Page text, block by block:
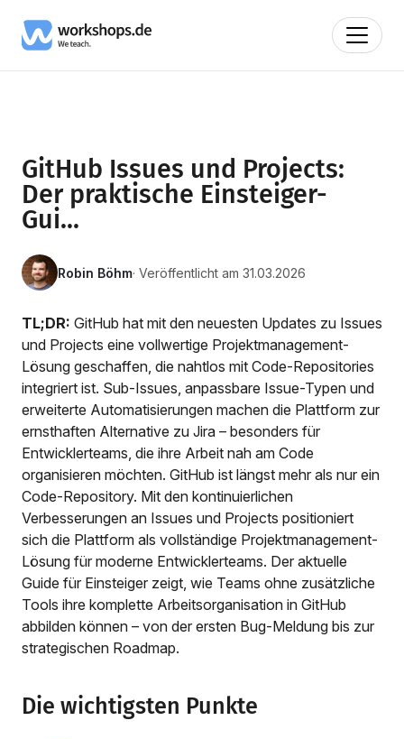
GitHub Issues und Projects:
Der praktische Einsteiger-
Gui...
Robin Böhm· Veröffentlicht am 31.03.2026
TL;DR: GitHub hat mit den neuesten Updates zu Issues
und Projects eine vollwertige Projektmanagement-
Lösung geschaffen, die nahtlos mit Code-Repositories
integriert ist. Sub-Issues, anpassbare Issue-Typen und
erweiterte Automatisierungen machen die Plattform zur
ernsthaften Alternative zu Jira – besonders für
Entwicklerteams, die ihre Arbeit nah am Code
organisieren möchten. GitHub ist längst mehr als nur ein
Code-Repository. Mit den kontinuierlichen
Verbesserungen an Issues und Projects positioniert
sich die Plattform als vollständige Projektmanagement-
Lösung für moderne Entwicklerteams. Der aktuelle
Guide für Einsteiger zeigt, wie Teams ohne zusätzliche
Tools ihre komplette Arbeitsorganisation in GitHub
abbilden können – von der ersten Bug-Meldung bis zur
strategischen Roadmap.
Die wichtigsten Punkte